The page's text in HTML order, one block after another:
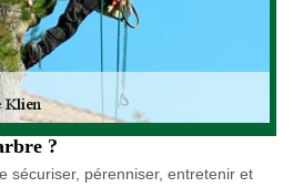
?
sécuriser, pérenniser, entretenir et